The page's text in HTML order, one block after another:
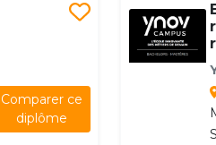
Comparer ce
diplôme